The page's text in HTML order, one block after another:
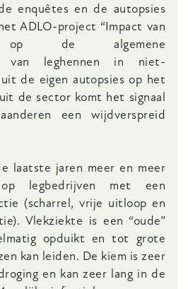
enquêtes en de autopsies
ADLO-project “Impact van
op de algemene
van leghennen in niet-
uit de eigen autopsies op het
de sector komt het signaal
een wijdverspreid
laatste jaren meer en meer
op legbedrijven met een
(scharrel, vrije uitloop en
Vlekziekte is een “oude”
opduikt en tot grote
kan leiden. De kiem is zeer
en kan zeer lang in de